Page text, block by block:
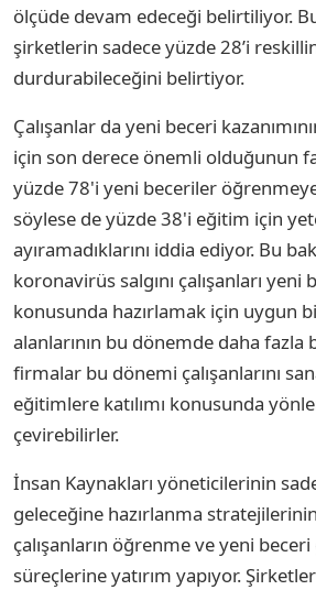
ölçüde devam edeceği belirtiliyor.
şirketlerin sadece yüzde 28’i
durdurabileceğini belirtiyor.
Çalışanlar da yeni beceri
için son derece önemli olduğunun
yüzde 78'i yeni beceriler öğrenmeye
söylese de yüzde 38'i eğitim için
ayıramadıklarını iddia ediyor. Bu
koronavirüs salgını çalışanları yeni
konusunda hazırlamak için uygun
alanlarının bu dönemde daha fazla
firmalar bu dönemi çalışanlarını
eğitimlere katılımı konusunda
çevirebilirler.
İnsan Kaynakları yöneticilerinin
geleceğine hazırlanma
çalışanların öğrenme ve yeni
süreçlerine yatırım yapıyor.